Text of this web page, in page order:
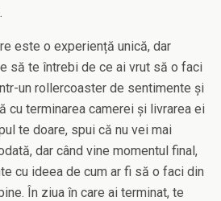
este o experiență unică, dar
să te întrebi de ce ai vrut să o faci
un rollercoaster de sentimente și
cu terminarea camerei și livrarea ei
te doare, spui că nu vei mai
dar când vine momentul final,
cu ideea de cum ar fi să o faci din
În ziua în care ai terminat, te